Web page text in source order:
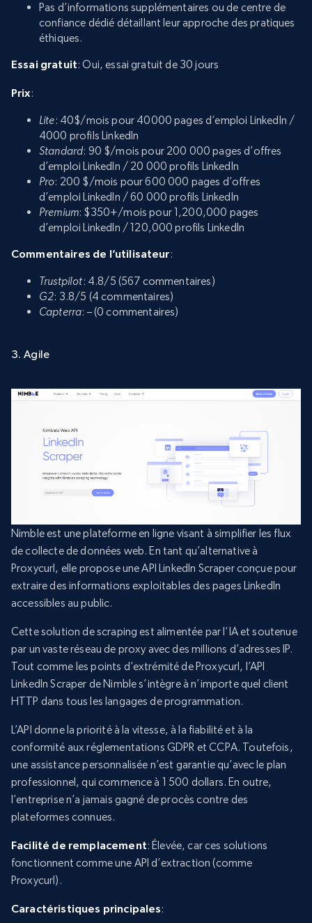
Pas d’informations supplémentaires ou de centre de
confiance dédié détaillant leur approche des pratiques
éthiques.
Essai gratuit: Oui, essai gratuit de 30 jours
Prix:
Lite: 40$/mois pour 40000 pages d’emploi LinkedIn /
4000 profils LinkedIn
Standard: 90 $/mois pour 200 000 pages d’offres
d’emploi LinkedIn / 20 000 profils LinkedIn
Pro: 200 $/mois pour 600 000 pages d’offres
d’emploi LinkedIn / 60 000 profils LinkedIn
Premium: $350+/mois pour 1,200,000 pages
d’emploi LinkedIn / 120,000 profils LinkedIn
Commentaires de l’utilisateur:
Trustpilot: 4.8/5 (567 commentaires)
G2: 3.8/5 (4 commentaires)
Capterra: – (0 commentaires)
3. Agile
Nimble est une plateforme en ligne visant à simplifier les flux
de collecte de données web. En tant qu’alternative à
Proxycurl, elle propose une API LinkedIn Scraper conçue pour
extraire des informations exploitables des pages LinkedIn
accessibles au public.
Cette solution de scraping est alimentée par l’IA et soutenue
par un vaste réseau de proxy avec des millions d’adresses IP.
Tout comme les points d’extrémité de Proxycurl, l’API
LinkedIn Scraper de Nimble s’intègre à n’importe quel client
HTTP dans tous les langages de programmation.
L’API donne la priorité à la vitesse, à la fiabilité et à la
conformité aux réglementations GDPR et CCPA. Toutefois,
une assistance personnalisée n’est garantie qu’avec le plan
professionnel, qui commence à 1 500 dollars. En outre,
l’entreprise n’a jamais gagné de procès contre des
plateformes connues.
Facilité de remplacement: Élevée, car ces solutions
fonctionnent comme une API d’extraction (comme
Proxycurl).
Caractéristiques principales: